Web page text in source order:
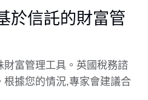
於信託的財富管
富管理工具。英國稅務諮
據您的情況,專家會建議合